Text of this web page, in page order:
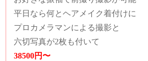
平日なら何とヘアメイク着付けに
プロカメラマンによる撮影と
六切写真が2枚も付いて
38500円〜